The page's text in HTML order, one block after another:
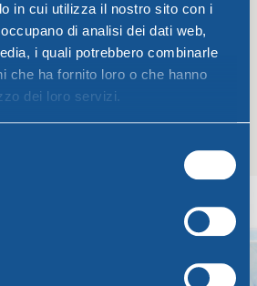
in cui utilizza il nostro sito con i
di analisi dei dati web,
i quali potrebbero combinarle
che ha fornito loro o che hanno
dei loro servizi.
cc. 650
anche